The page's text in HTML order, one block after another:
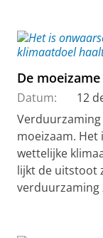
De
Datum:
12
moeizaam.
wettelijke
lijkt de uitstoot
verduurzaming